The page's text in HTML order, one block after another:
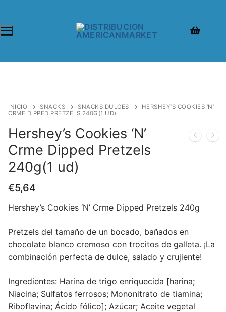
INICIO SNACKS SNACKS DULCES
HERSHEY’S COOKIES ‘N’
CRME DIPPED PRETZELS 240G(1 UD)
Hershey’s Cookies ‘N’
Crme Dipped Pretzels
240g(1 ud)
€5,64
Hershey’s Cookies ‘N’ Crme Dipped Pretzels 240g
Pretzels del tamaño de un bocado, bañados en
chocolate blanco cremoso con trocitos de galleta. ¡La
combinación perfecta de dulce, salado y crujiente!
Ingredientes: Harina de trigo enriquecida [harina;
Niacina; Sulfatos ferrosos; Mononitrato de tiamina;
Riboflavina; Ácido fólico]; Azúcar; Aceite vegetal